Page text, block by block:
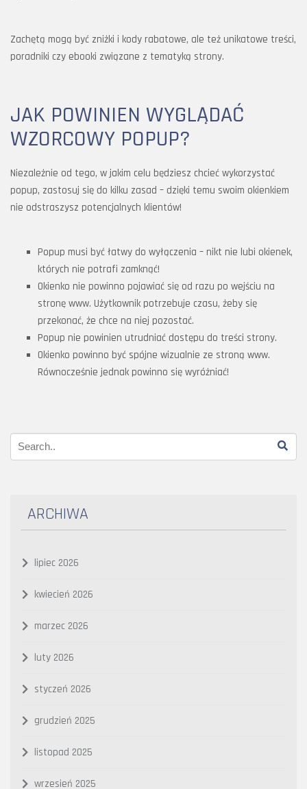
Zachętą mogą być zniżki i kody rabatowe, ale też unikatowe treści,
poradniki czy ebooki związane z tematyką strony.
JAK POWINIEN WYGLĄDAĆ
WZORCOWY POPUP?
Niezależnie od tego, w jakim celu będziesz chcieć wykorzystać
popup, zastosuj się do kilku zasad – dzięki temu swoim okienkiem
nie odstraszysz potencjalnych klientów!
Popup musi być łatwy do wyłączenia – nikt nie lubi okienek,
których nie potrafi zamknąć!
Okienko nie powinno pojawiać się od razu po wejściu na
stronę www. Użytkownik potrzebuje czasu, żeby się
przekonać, że chce na niej pozostać.
Popup nie powinien utrudniać dostępu do treści strony.
Okienko powinno być spójne wizualnie ze stroną www.
Równocześnie jednak powinno się wyróżniać!
ARCHIWA
lipiec 2026
kwiecień 2026
marzec 2026
luty 2026
styczeń 2026
grudzień 2025
listopad 2025
wrzesień 2025